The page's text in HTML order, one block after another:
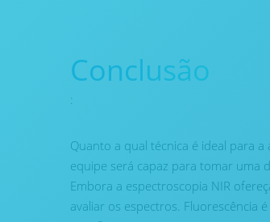
Conclusão
:
Quanto a qual técnica é ideal para
equipe será capaz para tomar uma
Embora a espectroscopia NIR
avaliar os espectros. Fluorescência